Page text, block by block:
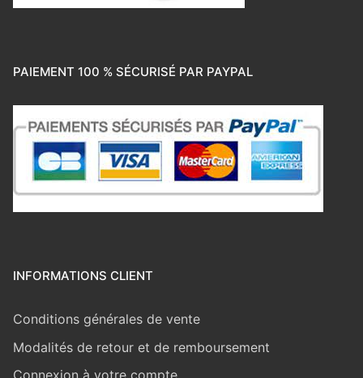
PAIEMENT 100 % SÉCURISÉ PAR PAYPAL
INFORMATIONS CLIENT
Conditions générales de vente
Modalités de retour et de remboursement